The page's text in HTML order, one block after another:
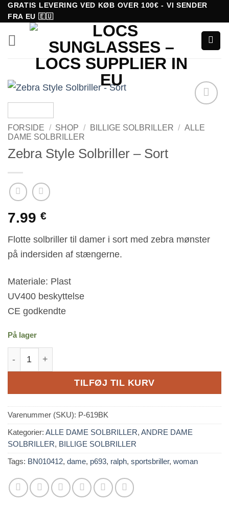
Fortsæt
til
indhold
GRATIS LEVERING VED KØB OVER 100€ - VI SENDER
FRA EU 🇪🇺
ønskeliste!
FORSIDE / SHOP / BILLIGE SOLBRILLER / ALLE
DAME SOLBRILLER
Zebra Style Solbriller – Sort
7.99 €
Flotte solbriller til damer i sort med zebra mønster
på indersiden af stængerne.
Materiale: Plast
UV400 beskyttelse
CE godkendte
På lager
TILFØJ TIL KURV
Varenummer (SKU): P-619BK
Kategorier: ALLE DAME SOLBRILLER, ANDRE DAME
SOLBRILLER, BILLIGE SOLBRILLER
Tags: BN010412, dame, p693, ralph, sportsbriller, woman